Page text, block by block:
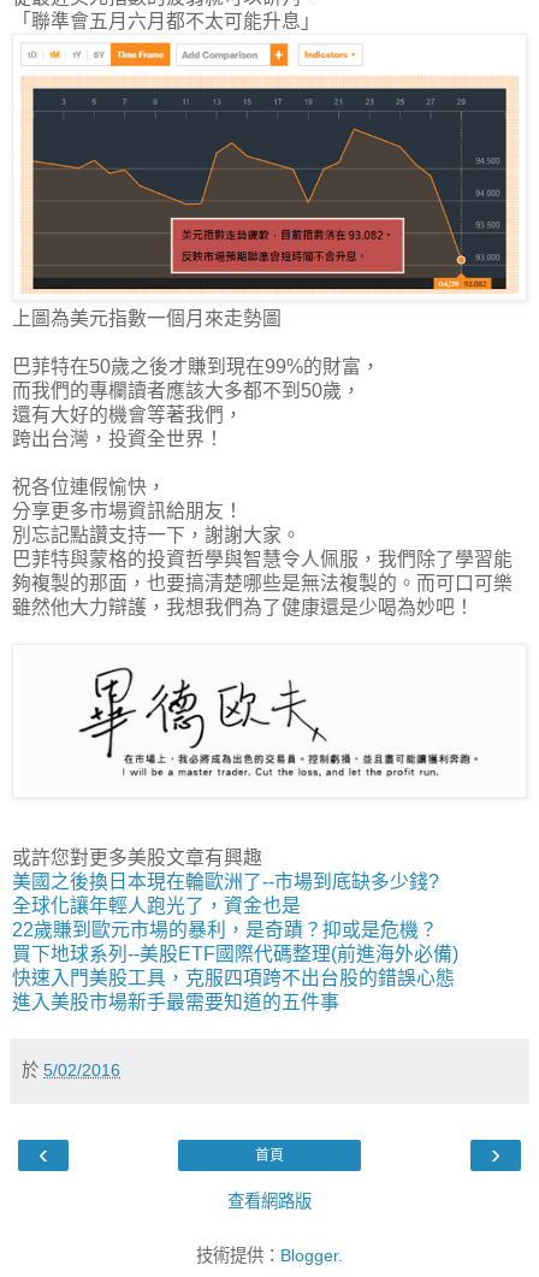
「 聯準會五月六月都不太可能升息 」
上圖為美元指數一個月來走勢圖
巴菲特在50歲之後才賺到現在99%的財富，
而我們的專欄讀者應該大多都不到50歲，
還有大好的機會等著我們，
跨出台灣，投資全世界！
祝各位連假愉快，
分享更多市場資訊給朋友！
別忘記點讚支持一下，謝謝大家。
巴菲特與蒙格的投資哲學與智慧令人佩服，我們除了學習能
夠複製的那面，也要搞清楚哪些是無法複製的。而可口可樂
雖然他大力辯護，我想我們為了健康還是少喝為妙吧！
或許您對更多美股文章有興趣
美國之後換日本現在輪歐洲了--市場到底缺多少錢?
全球化讓年輕人跑光了，資金也是
22歲賺到歐元市場的暴利，是奇蹟？抑或是危機？
買下地球系列--美股ETF國際代碼整理(前進海外必備)
快速入門美股工具，克服四項跨不出台股的錯誤心態
進入美股市場新手最需要知道的五件事
於 5/02/2016
‹ ›
首頁
查看網路版
技術提供： Blogger.